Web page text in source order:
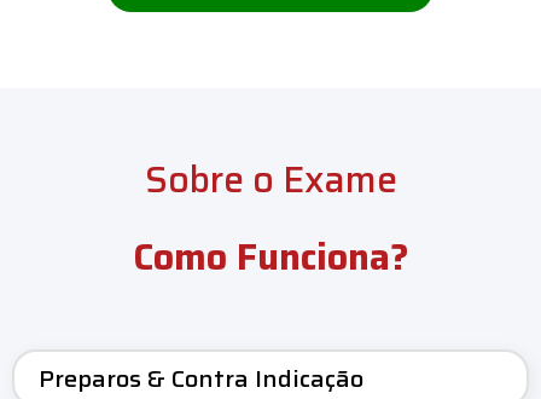
Sobre o Exame
Como Funciona?
Preparos & Contra Indicação